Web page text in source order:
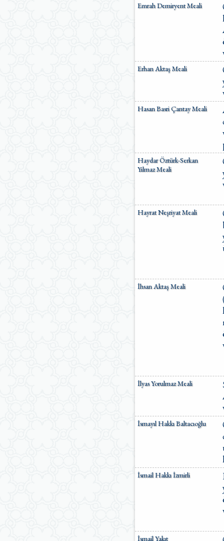
Emrah Demiryent Meali
Erhan Aktaş Meali
Hasan Basri Çantay Meali
Haydar Öztürk-Serkan
Yılmaz Meali
Hayrat Neşriyat Meali
İhsan Aktaş Meali
İlyas Yorulmaz Meali
İsmayıl Hakkı Baltacıoğlu
İsmail Hakkı İzmirli
İsmail Yakıt